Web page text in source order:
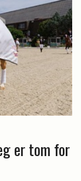
er tom for